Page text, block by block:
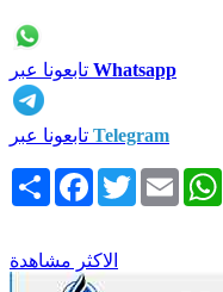
Whatsapp
Telegram
انشر Facebook
TwitterEmail
الاكثر مشاهدة